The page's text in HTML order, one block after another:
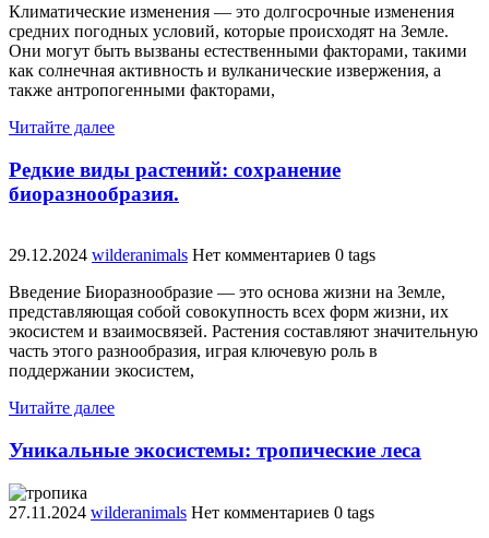
Климатические изменения — это долгосрочные изменения
средних погодных условий, которые происходят на Земле.
Они могут быть вызваны естественными факторами, такими
как солнечная активность и вулканические извержения, а
также антропогенными факторами,
Читайте далее
Редкие виды растений: сохранение
биоразнообразия.
29.12.2024 wilderanimals Нет комментариев 0 tags
Введение Биоразнообразие — это основа жизни на Земле,
представляющая собой совокупность всех форм жизни, их
экосистем и взаимосвязей. Растения составляют значительную
часть этого разнообразия, играя ключевую роль в
поддержании экосистем,
Читайте далее
Уникальные экосистемы: тропические леса
27.11.2024 wilderanimals Нет комментариев 0 tags